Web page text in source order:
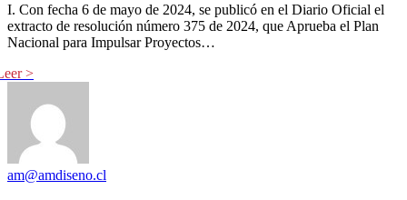
I. Con fecha 6 de mayo de 2024, se publicó en el Diario Oficial el
extracto de resolución número 375 de 2024, que Aprueba el Plan
Nacional para Impulsar Proyectos…
am@amdiseno.cl